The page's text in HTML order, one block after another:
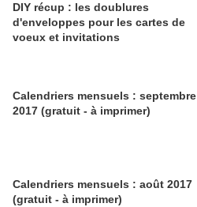
DIY récup : les doublures
d'enveloppes pour les cartes de
voeux et invitations
Calendriers mensuels : septembre
2017 (gratuit - à imprimer)
Calendriers mensuels : août 2017
(gratuit - à imprimer)